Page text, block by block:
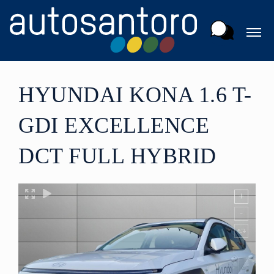
HYUNDAI KONA 1.6 T-
GDI EXCELLENCE
DCT FULL HYBRID